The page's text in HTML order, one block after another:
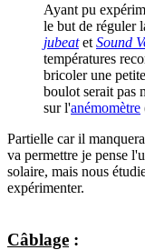
Ayant pu
le but de réguler
jubeatet Sound
températures
bricoler une
boulot serait pas
sur l'anémomètre
Partielle car il
va permettre je pense
solaire, mais nous
expérimenter.
Câblage :